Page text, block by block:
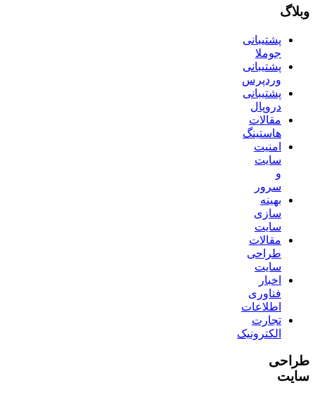
وبلاگ
پشتیبانی
جوملا
پشتیبانی
وردپرس
پشتیبانی
دروپال
مقالات
هاستینگ
امنیت
سایت
و
سرور
بهینه
سازی
سایت
مقالات
طراحی
سایت
اخبار
فناوری
اطلاعات
تجارت
الکترونیک
طراحی
سایت